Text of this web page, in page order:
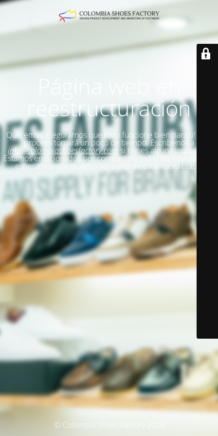
reestructuración
Queremos asegurarnos que todo funcione bien para ti!
proceso tomará un poco de tiempo. Escribenos a
info@colombiashoesfactory.com si tienes alguna inquietud.
Estamos emocionados por compartirte todas las novedades y
esperamos que puedas ser parte de esta nueva etapa.
© Colombia Shoes Factory 2024